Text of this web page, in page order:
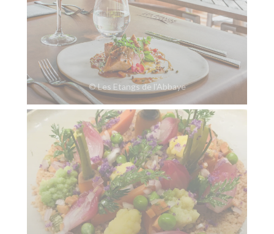
© Les Etangs de l'Abbaye